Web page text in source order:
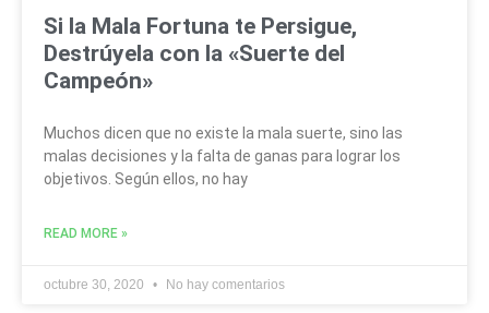
Si la Mala Fortuna te Persigue,
Destrúyela con la «Suerte del
Campeón»
Muchos dicen que no existe la mala suerte, sino las
malas decisiones y la falta de ganas para lograr los
objetivos. Según ellos, no hay
READ MORE »
octubre 30, 2020 No hay comentarios